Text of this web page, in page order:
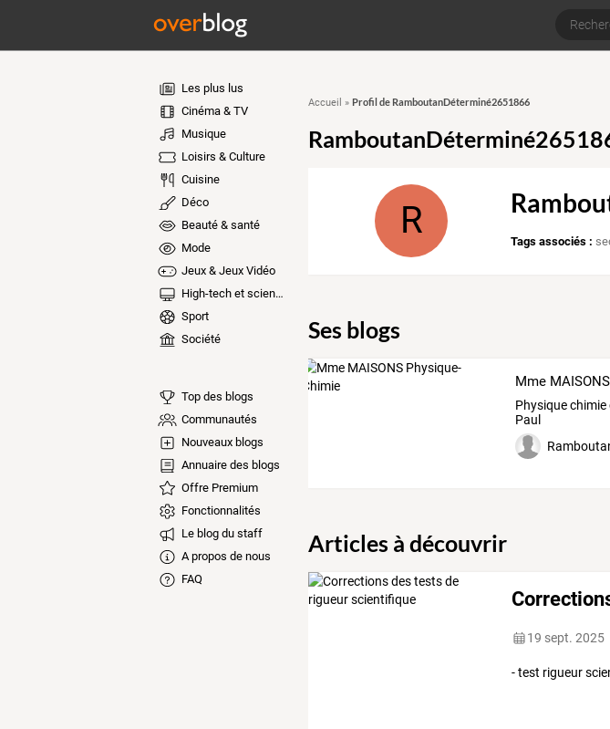
Les plus lus
Cinéma & TV
Musique
Loisirs & Culture
Cuisine
Déco
Beauté & santé
Mode
Jeux & Jeux Vidéo
High-tech et sciences
Sport
Société
Top des blogs
Communautés
Nouveaux blogs
Annuaire des blogs
Offre Premium
Fonctionnalités
Le blog du staff
A propos de nous
FAQ
Accueil » Profil de RamboutanDéterminé2651866
R Tags associés :
Ses blogs
Mme
Physique chimie
Paul
Articles à découvrir
19 sept. 2025
- test rigueur